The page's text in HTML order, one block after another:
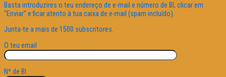
Basta introduzires o teu endereço de e-mail e número de BI, clicar em
"Enviar" e ficar atento à tua caixa de e-mail (spam incluído).
Junta-te a mais de 1500 subscritores.
O teu email
Nº de BI